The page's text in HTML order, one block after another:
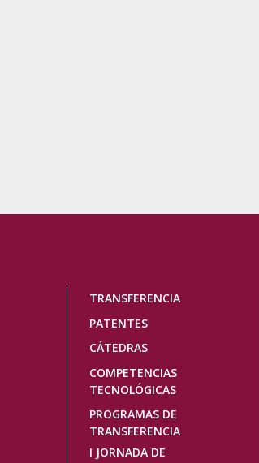
Navegación
principal
TRANSFERENCIA
PATENTES
CÁTEDRAS
COMPETENCIAS
TECNOLÓGICAS
PROGRAMAS DE
TRANSFERENCIA
I JORNADA DE